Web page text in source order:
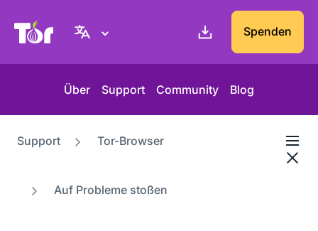
Tor-Projekt Webseite Spenden
Über Support Community Blog
Support Tor-Browser
Auf Probleme stoßen